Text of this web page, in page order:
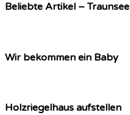
Beliebte Artikel – Traunsee
Wir bekommen ein Baby
Holzriegelhaus aufstellen